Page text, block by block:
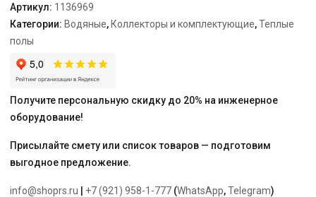
накидной
гайкой,
выходы
9x3/4
Артикул: 1136969
Категории: Водяные, Коллекторы и комплектующие,Теплые
полы
Получите персональную скидку до 20% на инженерное
оборудование!
Присылайте смету или список товаров — подготовим
выгодное предложение.
info@shoprs.ru +7 (921) 958-1-777 (WhatsApp,Telegram)